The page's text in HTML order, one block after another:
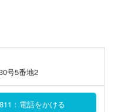
号5番地2
：電話をかける